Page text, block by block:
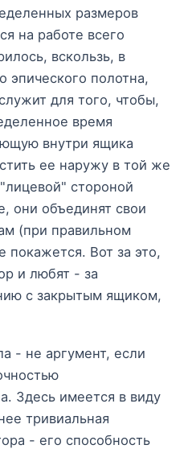
размеров
на работе всего
вскользь, в
эпического полотна,
для того, чтобы,
время
внутри ящика
ее наружу в той же
стороной
они объединят свои
(при правильном
покажется. Вот за это,
и любят - за
с закрытым ящиком,
- не аргумент, если
Здесь имеется в виду
тривиальная
- его способность